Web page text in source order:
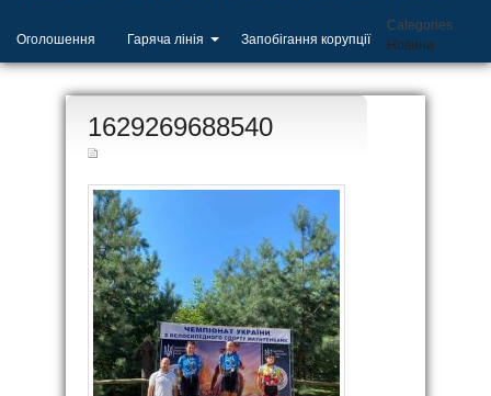
Оголошення Гаряча лінія Запобігання корупції
Categories
Новини
20
1629269688540